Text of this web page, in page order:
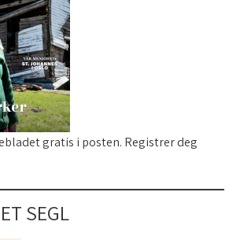
gratis i posten. Registrer deg
SEGL